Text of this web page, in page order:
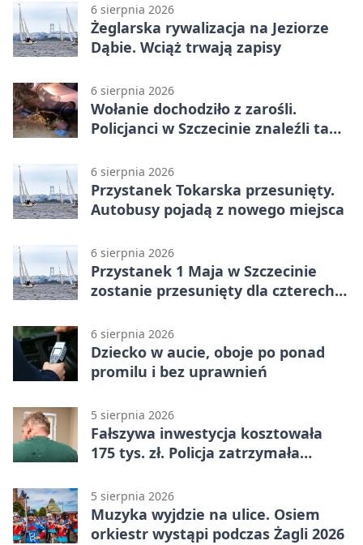
6 sierpnia 2026
Żeglarska rywalizacja na Jeziorze
Dąbie. Wciąż trwają zapisy
6 sierpnia 2026
Wołanie dochodziło z zarośli.
Policjanci w Szczecinie znaleźli tam
6 sierpnia 2026
Przystanek Tokarska przesunięty.
Autobusy pojadą z nowego miejsca
6 sierpnia 2026
Przystanek 1 Maja w Szczecinie
zostanie przesunięty dla czterech
6 sierpnia 2026
Dziecko w aucie, oboje po ponad
promilu i bez uprawnień
5 sierpnia 2026
Fałszywa inwestycja kosztowała
175 tys. zł. Policja zatrzymała
5 sierpnia 2026
Muzyka wyjdzie na ulice. Osiem
orkiestr wystąpi podczas Żagli 2026